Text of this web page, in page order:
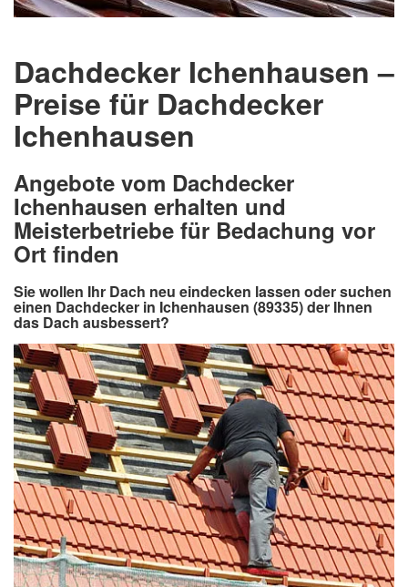
Dachdecker Ichenhausen –
Preise für Dachdecker
Ichenhausen
Angebote vom Dachdecker
Ichenhausen erhalten und
Meisterbetriebe für Bedachung vor
Ort finden
Sie wollen Ihr Dach neu eindecken lassen oder suchen
einen Dachdecker in Ichenhausen (89335) der Ihnen
das Dach ausbessert?